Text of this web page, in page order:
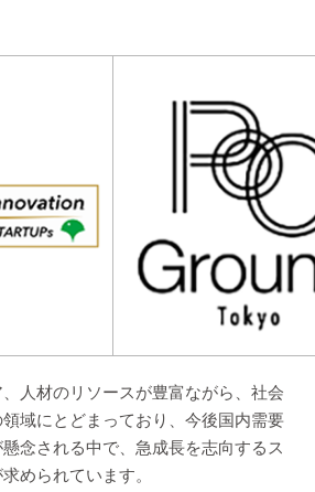
人材のリソースが豊富ながら、社会
域にとどまっており、今後国内需要
念される中で、急成長を志向するス
められています。